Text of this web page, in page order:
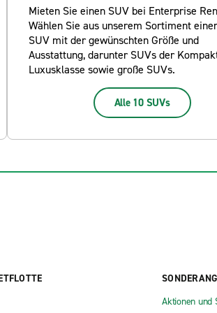
Mieten Sie einen SUV bei Enterprise
Wählen Sie aus unserem Sortiment
SUV mit der gewünschten Größe und
Ausstattung, darunter SUVs der
Luxusklasse sowie große SUVs.
Alle 10 SUVs
Aktionen und